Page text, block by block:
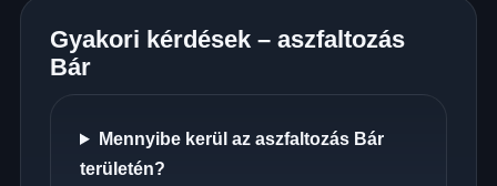
Gyakori kérdések – aszfaltozás
Bár
Mennyibe kerül az aszfaltozás Bár
területén?